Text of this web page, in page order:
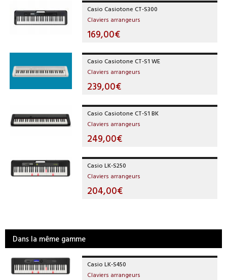
Casio Casiotone CT-S300
Claviers arrangeurs
169,00€
Casio Casiotone CT-S1 WE
Claviers arrangeurs
239,00€
Casio Casiotone CT-S1 BK
Claviers arrangeurs
249,00€
Casio LK-S250
Claviers arrangeurs
204,00€
Dans la même gamme
Casio LK-S450
Claviers arrangeurs